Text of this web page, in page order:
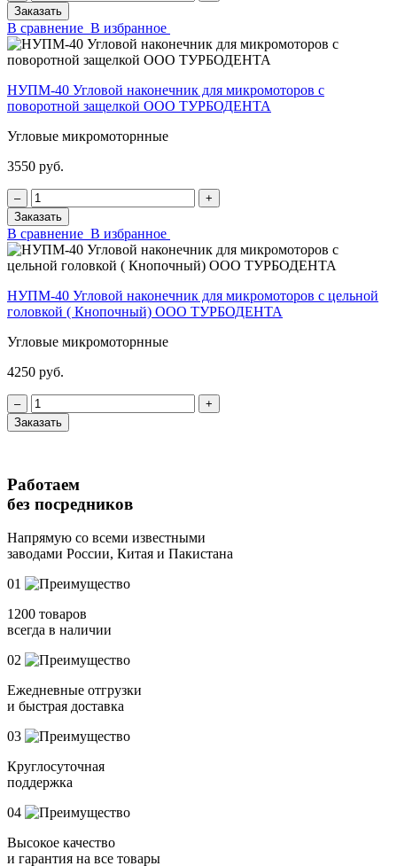
Заказать
В сравнение В избранное
НУПМ-40 Угловой наконечник для микромоторов с
поворотной защелкой ООО ТУРБОДЕНТА
Угловые микромоторнные
3550 руб.
‒
+
Заказать
В сравнение В избранное
НУПМ-40 Угловой наконечник для микромоторов с цельной
головкой ( Кнопочный) ООО ТУРБОДЕНТА
Угловые микромоторнные
4250 руб.
‒
+
Заказать
Работаем
без посредников
Напрямую со всеми известными
заводами России, Китая и Пакистана
01
1200 товаров
всегда в наличии
02
Ежедневные отгрузки
и быстрая доставка
03
Круглосуточная
поддержка
04
Высокое качество
и гарантия на все товары